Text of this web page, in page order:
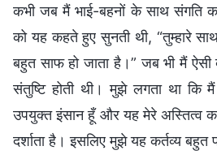
कभी जब मैं भाई-बहनों के साथ संगति
को यह कहते हुए सुनती थी, “तुम्हारे
बहुत साफ हो जाता है।” जब भी मैं
संतुष्टि होती थी। मुझे लगता था कि
उपयुक्त इंसान हूँ और यह मेरे अस्तित्व
दर्शाता है। इसलिए मुझे यह कर्तव्य बहुत